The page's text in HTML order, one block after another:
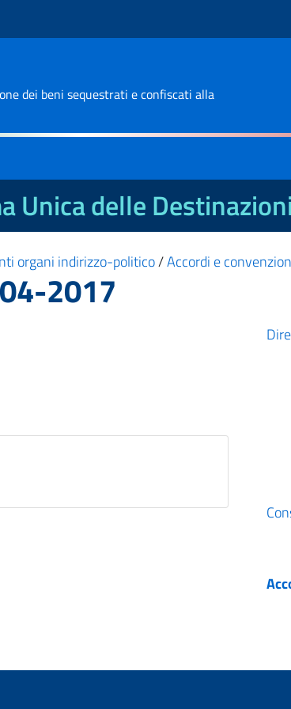
dei beni sequestrati e confiscati alla
Unica delle Destinazioni
organi indirizzo-politico/Accordi e
2017